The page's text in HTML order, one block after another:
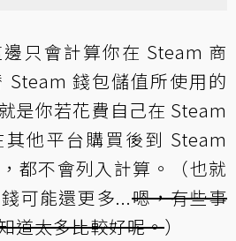
只會計算你在 Steam 商
Steam 錢包儲值所使用的
是你若花費自己在 Steam
他平台購買後到 Steam
都不會列入計算。（也就
可能還更多...嗯，有些事
道太多比較好呢。）